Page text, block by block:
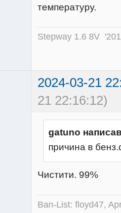
температуру.
Stepway 1.6 8V
2024-03-21
21 22:16:12)
gatuno
причина в
Чистити. 99%
Ban-List: floyd47,